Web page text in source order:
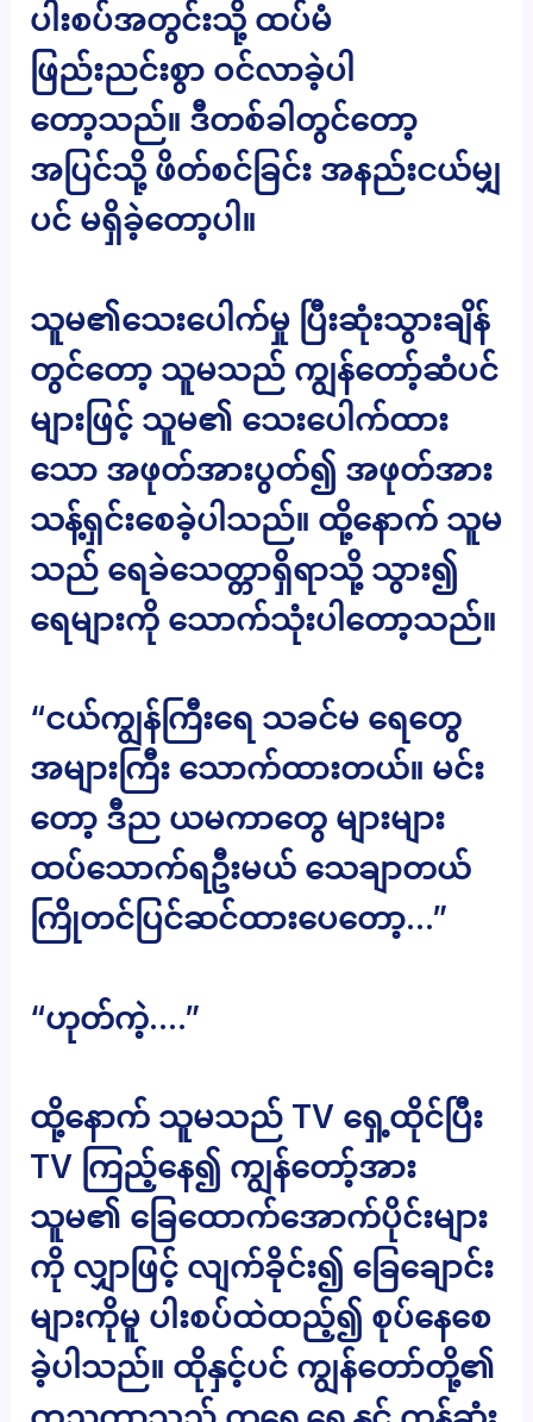
ပါးစပ်အတွင်းသို့ ထပ်မံ
ဖြည်းညင်းစွာ ဝင်လာခဲ့ပါ
တော့သည်။ ဒီတစ်ခါတွင်တော့
အပြင်သို့ ဖိတ်စင်ခြင်း အနည်းငယ်မျှ
ပင် မရှိခဲ့တော့ပါ။
သူမ၏သေးပေါက်မှု ပြီးဆုံးသွားချိန်
တွင်တော့ သူမသည် ကျွန်တော့်ဆံပင်
များဖြင့် သူမ၏ သေးပေါက်ထား
သော အဖုတ်အားပွတ်၍ အဖုတ်အား
သန့်ရှင်းစေခဲ့ပါသည်။ ထို့နောက် သူမ
သည် ရေခဲသေတ္တာရှိရာသို့ သွား၍
ရေများကို သောက်သုံးပါတော့သည်။
“ငယ်ကျွန်ကြီးရေ သခင်မ ရေတွေ
အများကြီး သောက်ထားတယ်။ မင်း
တော့ ဒီည ယမကာတွေ များများ
ထပ်သောက်ရဦးမယ် သေချာတယ်
ကြိုတင်ပြင်ဆင်ထားပေတော့…”
“ဟုတ်ကဲ့….”
ထို့နောက် သူမသည် TV ရှေ့ထိုင်ပြီး
TV ကြည့်နေ၍ ကျွန်တော့်အား
သူမ၏ ခြေထောက်အောက်ပိုင်းများ
ကို လျှာဖြင့် လျက်ခိုင်း၍ ခြေချောင်း
များကိုမူ ပါးစပ်ထဲထည့်၍ စုပ်နေစေ
ခဲ့ပါသည်။ ထိုနှင့်ပင် ကျွန်တော်တို့၏